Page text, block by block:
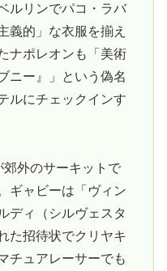
ルリンでパコ・ラバ
義的」な衣服を揃え
ナポレオンも「美術
ニー』」という偽名
ルにチェックインす
外のサーキットで
ギャビーは「ヴィン
ディ（シルヴェスタ
た招待状でクリヤキ
チュアレーサーでも